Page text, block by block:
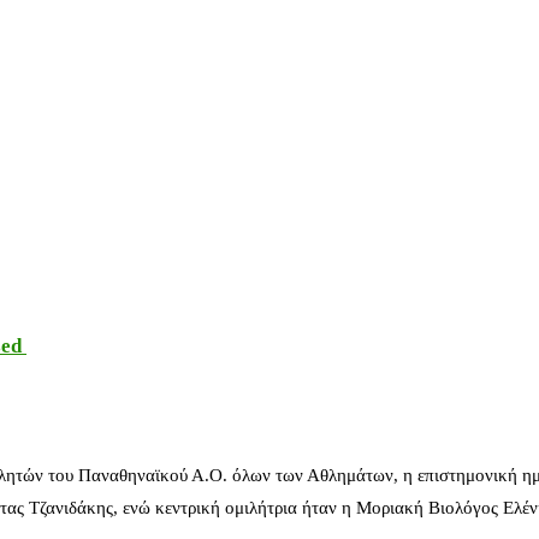
του Παναθηναϊκού Α.Ο. όλων των Αθλημάτων, η επιστημονική
Τζανιδάκης, ενώ κεντρική ομιλήτρια ήταν η Μοριακή Βιολόγος